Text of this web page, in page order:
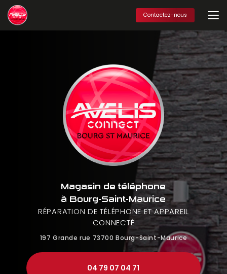
Aller
au
contenu
principal
Contactez-nous
Magasin de téléphone
à Bourg-Saint-Maurice
RÉPARATION DE TÉLÉPHONE ET APPAREIL
CONNECTÉ
197 Grande rue 73700 Bourg-Saint-Maurice
04 79 07 04 71